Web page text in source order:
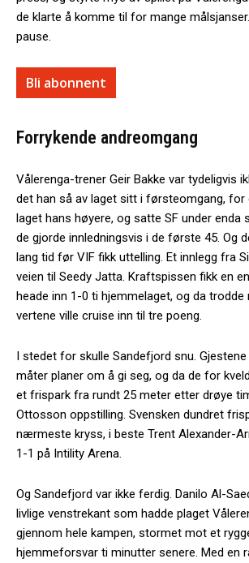
de klarte å komme til for mange
pause.
Bli abonnent
Forrykende andreomgang
Vålerenga-trener Geir Bakke var tydeligvis
det han så av laget sitt i førsteomgang, for
laget hans høyere, og satte SF under enda
de gjorde innledningsvis i de første 45. Og
lang tid før VIF fikk uttelling. Et innlegg fra
veien til Seedy Jatta. Kraftspissen fikk en
heade inn 1-0 ti hjemmelaget, og da
vertene ville cruise inn til tre poeng.
I stedet for skulle Sandefjord snu. Gjestene
måter planer om å gi seg, og da de for
et frispark fra rundt 25 meter etter drøye
Ottosson oppstilling. Svensken dundret
nærmeste kryss, i beste Trent Alexander-
1-1 på Intility Arena.
Og Sandefjord var ikke ferdig. Danilo Al-
livlige venstrekant som hadde plaget
gjennom hele kampen, stormet mot et
hjemmeforsvar ti minutter senere. Med en